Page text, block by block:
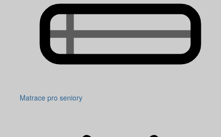
Matrace pro seniory